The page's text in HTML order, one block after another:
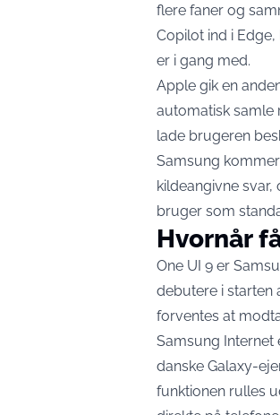
flere faner og
Copilot ind i
er i gang med.
Apple gik en
automatisk samle
lade brugeren
Samsung
kildeangivne
bruger som
Hvornår
One UI 9 er
debutere i starten
forventes at
Samsung Internet
danske Galaxy-
funktionen rulles